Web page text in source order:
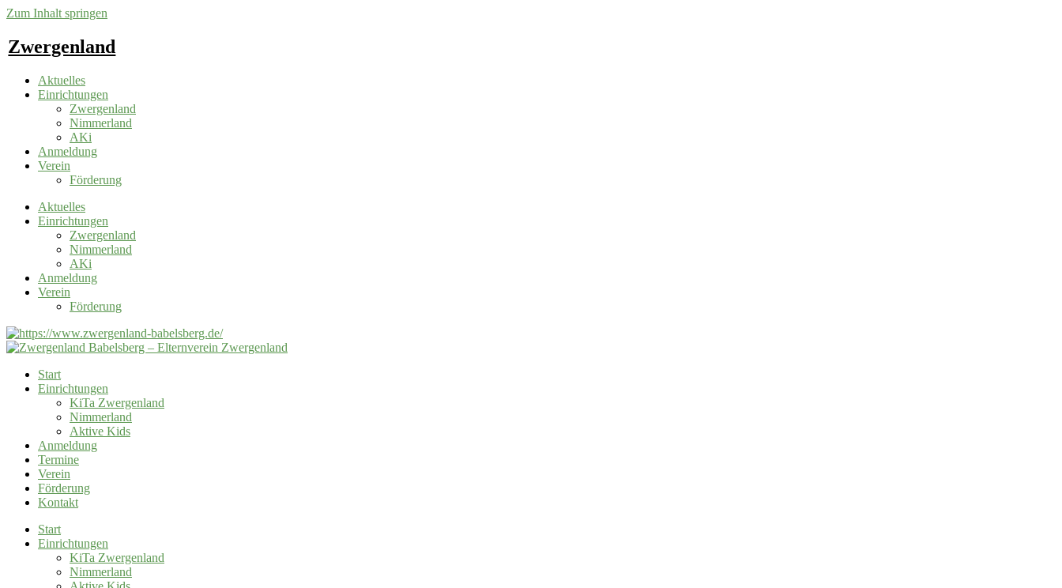
Zum Inhalt springen
Zwergenland
Aktuelles
Einrichtungen
Zwergenland
Nimmerland
AKi
Anmeldung
Verein
Förderung
Aktuelles
Einrichtungen
Zwergenland
Nimmerland
AKi
Anmeldung
Verein
Förderung
Start
Einrichtungen
KiTa Zwergenland
Nimmerland
Aktive Kids
Anmeldung
Termine
Verein
Förderung
Kontakt
Start
Einrichtungen
KiTa Zwergenland
Nimmerland